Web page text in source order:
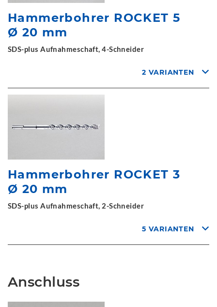
Hammerbohrer ROCKET 5
Ø 20 mm
SDS-plus Aufnahmeschaft, 4-Schneider
2 VARIANTEN
Hammerbohrer ROCKET 3
Ø 20 mm
SDS-plus Aufnahmeschaft, 2-Schneider
5 VARIANTEN
Anschluss